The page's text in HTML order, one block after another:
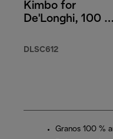
Kimbo for
De'Longhi, 100 %
DLSC612
Granos 100 %